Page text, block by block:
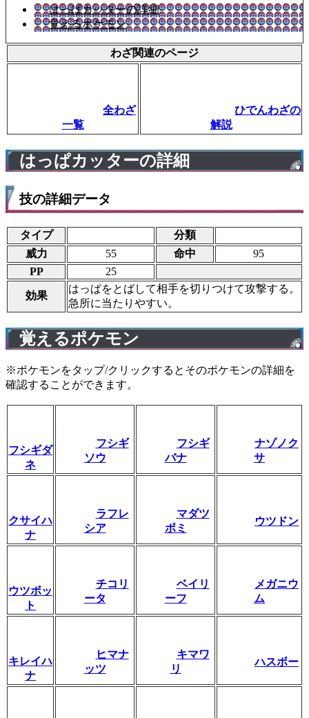
はっぱカッターの詳細
覚えるポケモン
わざ関連のページ
全わざ
一覧
ひでんわざの
解説
はっぱカッターの詳細
技の詳細データ
タイプ
分類
威力
55 命中
95
PP
25
効果
はっぱをとばして相手を切りつけて攻撃する。
急所に当たりやすい。
覚えるポケモン
※ポケモンをタップ/クリックするとそのポケモンの詳細を
確認することができます。
フシギダ
ネ
フシギ
ソウ
フシギ
バナ
ナゾノク
サ
クサイハ
ナ
ラフレ
シア
マダツ
ボミ
ウツドン
ウツボッ
ト
チコリ
ータ
ベイリ
ーフ
メガニウ
ム
キレイハ
ナ
ヒマナ
ッツ
キマワ
リ
ハスボー